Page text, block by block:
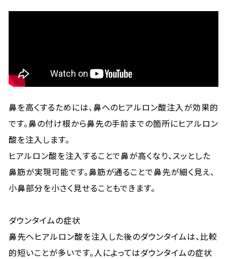
鼻を高くするためには、鼻へのヒアルロン酸注入が効果的
です。鼻の付け根から鼻先の手前までの箇所にヒアルロン
酸を注入します。
ヒアルロン酸を注入することで鼻が高くなり、スッとした
鼻筋が実現可能です。鼻筋が通ることで鼻先が細く見え、
小鼻部分を小さく見せることもできます。
ダウンタイムの症状
鼻先へヒアルロン酸を注入した後のダウンタイムは、比較
的短いことが多いです。人によってはダウンタイムの症状